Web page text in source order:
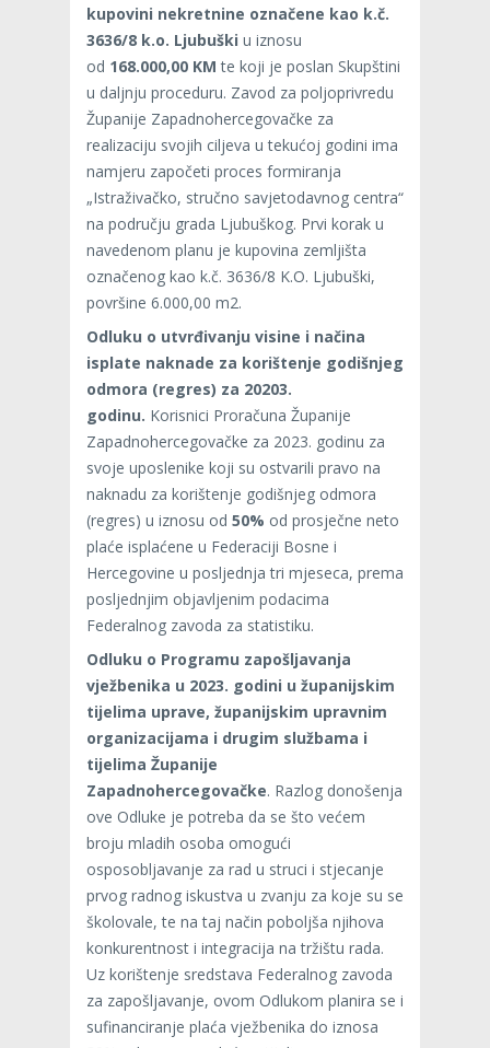
kupovini nekretnine označene kao k.č.
3636/8 k.o. Ljubuški u iznosu
od 168.000,00 KM te koji je poslan Skupštini
u daljnju proceduru. Zavod za poljoprivredu
Županije Zapadnohercegovačke za
realizaciju svojih ciljeva u tekućoj godini ima
namjeru započeti proces formiranja
„Istraživačko, stručno savjetodavnog centra“
na području grada Ljubuškog. Prvi korak u
navedenom planu je kupovina zemljišta
označenog kao k.č. 3636/8 K.O. Ljubuški,
površine 6.000,00 m2.
Odluku o utvrđivanju visine i načina
isplate naknade za korištenje godišnjeg
odmora (regres) za 20203.
godinu. Korisnici Proračuna Županije
Zapadnohercegovačke za 2023. godinu za
svoje uposlenike koji su ostvarili pravo na
naknadu za korištenje godišnjeg odmora
(regres) u iznosu od 50% od prosječne neto
plaće isplaćene u Federaciji Bosne i
Hercegovine u posljednja tri mjeseca, prema
posljednjim objavljenim podacima
Federalnog zavoda za statistiku.
Odluku o Programu zapošljavanja
vježbenika u 2023. godini u županijskim
tijelima uprave, županijskim upravnim
organizacijama i drugim službama i
tijelima Županije
Zapadnohercegovačke. Razlog donošenja
ove Odluke je potreba da se što većem
broju mladih osoba omogući
osposobljavanje za rad u struci i stjecanje
prvog radnog iskustva u zvanju za koje su se
školovale, te na taj način poboljša njihova
konkurentnost i integracija na tržištu rada.
Uz korištenje sredstava Federalnog zavoda
za zapošljavanje, ovom Odlukom planira se i
sufinanciranje plaća vježbenika do iznosa